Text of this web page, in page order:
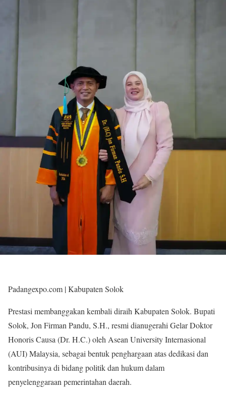
Padangexpo.com | Kabupaten Solok
Prestasi membanggakan kembali diraih Kabupaten Solok. Bupati
Solok, Jon Firman Pandu, S.H., resmi dianugerahi Gelar Doktor
Honoris Causa (Dr. H.C.) oleh Asean University Internasional
(AUI) Malaysia, sebagai bentuk penghargaan atas dedikasi dan
kontribusinya di bidang politik dan hukum dalam
penyelenggaraan pemerintahan daerah.